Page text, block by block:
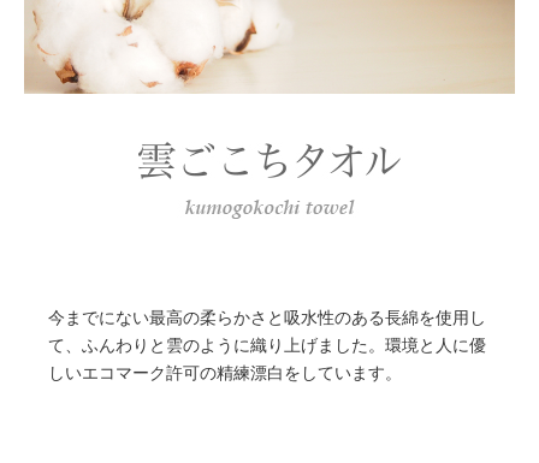
今までにない最高の柔らかさと吸水性のある長綿を使用し
て、ふんわりと雲のように織り上げました。環境と人に優
しいエコマーク許可の精練漂白をしています。